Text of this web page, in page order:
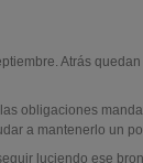
Atrás
obligaciones
a mantenerlo un
luciendo ese